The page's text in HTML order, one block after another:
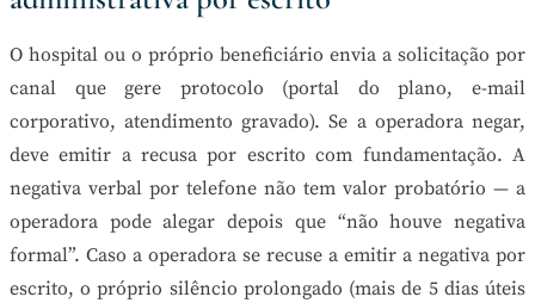
O hospital ou o próprio beneficiário envia a solicitação por
canal que gere protocolo (portal do plano, e-mail
corporativo, atendimento gravado). Se a operadora negar,
deve emitir a recusa por escrito com fundamentação. A
negativa verbal por telefone não tem valor probatório — a
operadora pode alegar depois que “não houve negativa
formal”. Caso a operadora se recuse a emitir a negativa por
escrito, o próprio silêncio prolongado (mais de 5 dias úteis